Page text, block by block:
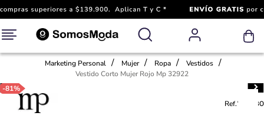
Marketing Personal Mujer Ropa
Vestidos
Vestido Corto Mujer Rojo Mp 32922
-81%
Ref.773380